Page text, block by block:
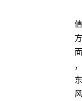
值
方
面
，
东
风